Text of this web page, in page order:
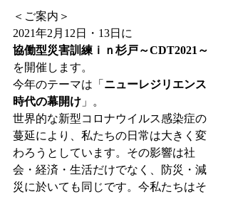
＜ご案内＞
2021年2月12日・13日に
協働型災害訓練ｉｎ杉戸～CDT2021～
を開催します。
今年のテーマは「 ニューレジリエンス
時代の幕開け 」。
世界的な新型コロナウイルス感染症の
蔓延により、私たちの日常は大きく変
わろうとしています。その影響は社
会・経済・生活だけでなく、防災・減
災に於いても同じです。今私たちはそ